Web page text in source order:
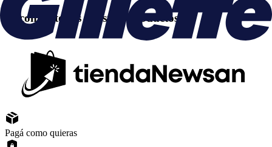
Encontrá todos nuestros productos en
Pagá como quieras